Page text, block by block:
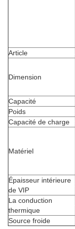
Article
Dimension
Capacité
Poids
Capacité de charge
Matériel
Épaisseur intérieure
de VIP
La conduction
thermique
Source froide